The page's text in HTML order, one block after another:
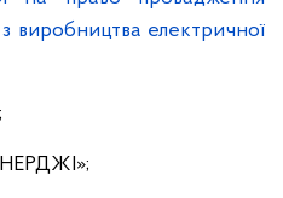
з виробництва електричної